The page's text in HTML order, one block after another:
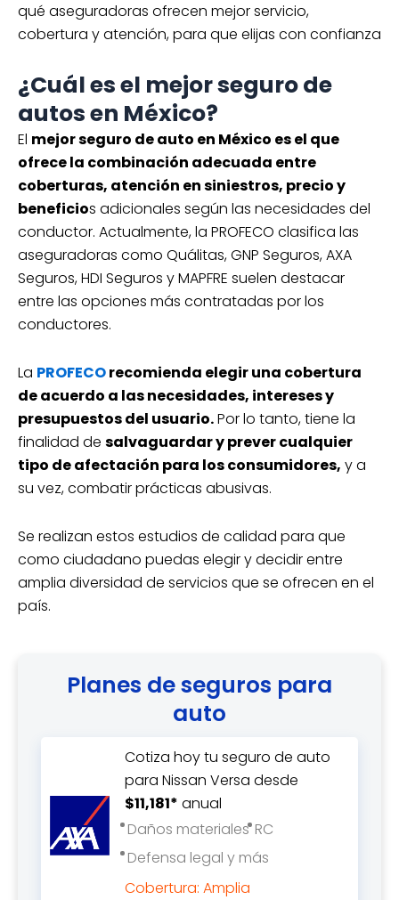
qué aseguradoras ofrecen mejor servicio,
cobertura y atención, para que elijas con confianza
¿Cuál es el mejor seguro de
autos en México?
El mejor seguro de auto en México es el que
ofrece la combinación adecuada entre
coberturas, atención en siniestros, precio y
beneficios adicionales según las necesidades del
conductor. Actualmente, la PROFECO clasifica las
aseguradoras como Quálitas, GNP Seguros, AXA
Seguros, HDI Seguros y MAPFRE suelen destacar
entre las opciones más contratadas por los
conductores.
La PROFECOrecomienda elegir una cobertura
de acuerdo a las necesidades, intereses y
presupuestos del usuario.Por lo tanto, tiene la
finalidad de salvaguardar y prever cualquier
tipo de afectación para los consumidores, y a
su vez, combatir prácticas abusivas.
Se realizan estos estudios de calidad para que
como ciudadano puedas elegir y decidir entre
amplia diversidad de servicios que se ofrecen en el
país.
Planes de seguros para
auto
Cotiza hoy tu seguro de auto
para Nissan Versa desde
$11,181* anual
Daños materiales RC
Defensa legal y más
Cobertura: Amplia